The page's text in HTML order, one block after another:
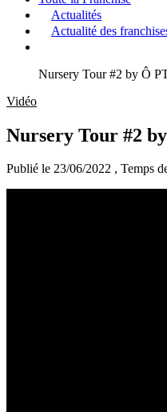
Actualités
Actualité des
Nursery Tour #2 by Ô
Vidéo
Nursery Tour #2
Publié le 23/06/2022 , Temps